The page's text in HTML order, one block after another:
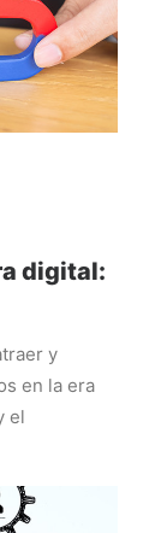
digital:
y
en la era
el